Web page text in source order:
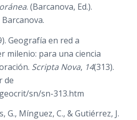
. (Barcanova, Ed.).
Geografía en red a
milenio: para una ciencia
Scripta Nova, 14(313).
de
sn/sn-313.htm
G., Mínguez, C., & Gutiérrez, J.